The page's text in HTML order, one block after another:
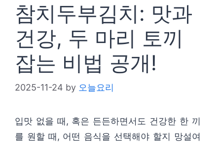
참치두부김치: 맛과
건강, 두 마리 토끼
잡는 비법 공개!
2025-11-24 by 오늘요리
입맛 없을 때, 혹은 든든하면서도 건강한 한 끼
를 원할 때, 어떤 음식을 선택해야 할지 망설여